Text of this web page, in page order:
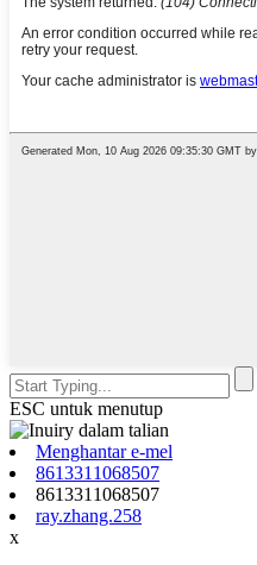
ESC untuk menutup
Menghantar e-mel
8613311068507
8613311068507
ray.zhang.258
x